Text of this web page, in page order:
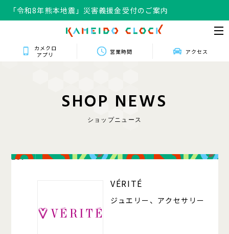
「令和8年熊本地震」災害義援金受付のご案内
カメクロ
アプリ
営業時間 アクセス
SHOP NEWS
ショップニュース
207
VÉRITÉ
ジュエリー、アクセサリー